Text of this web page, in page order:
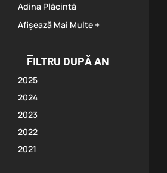
Adina Plăcintă
Afișează Mai Multe +
FILTRU DUPĂ AN
2025
2024
2023
2022
2021